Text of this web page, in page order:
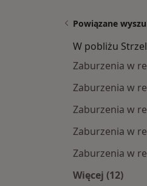
Powiązane
W pobliżu
Zaburzenia w
Zaburzenia w
Zaburzenia w
Zaburzenia w
Zaburzenia w
Więcej (12)